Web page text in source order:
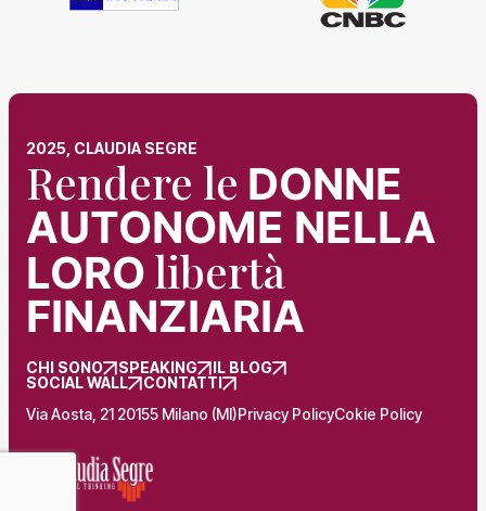
2025, CLAUDIA SEGRE
Rendere le DONNE
AUTONOME NELLA
LORO libertà
FINANZIARIA
CHI SONO SPEAKING
IL BLOG
SOCIAL WALL
CONTATTI
Via Aosta, 21 20155 Milano (MI)Privacy PolicyCokie Policy